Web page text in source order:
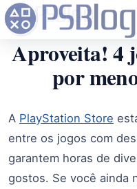
Aproveita! 4
por
A PlayStation Store
entre os jogos com
garantem horas de
gostos. Se você ainda